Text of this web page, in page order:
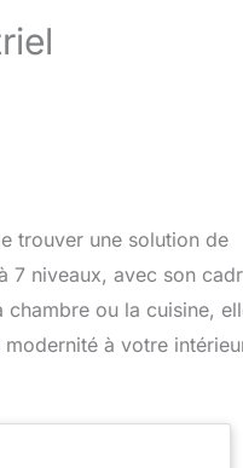
trouver une solution de
7 niveaux, avec son
ou la cuisine,
à votre